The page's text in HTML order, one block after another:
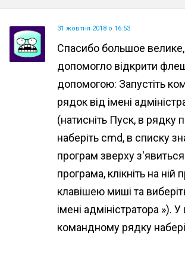
31 жовтня 2018 о 16:53
Спасибо большое велике,
допомогло відкрити
допомогою: Запустіть
рядок від імені
(натисніть Пуск, в рядку
наберіть cmd, в списку
програм зверху
програма, клікніть на ній
клавішею миші та
імені адміністратора »).
командному рядку